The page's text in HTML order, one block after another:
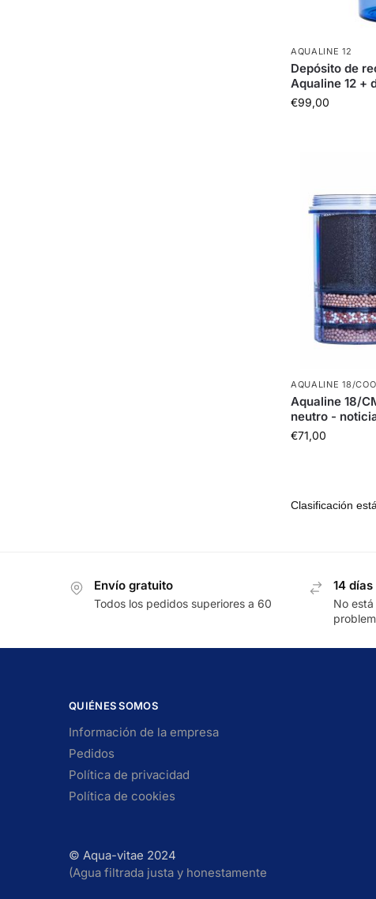
AQUALINE 12
Depósito de
Aqualine 12 +
€99,00
AQUALINE 18/
Aqualine 18/
neutro -
€71,00
Envío gratuito
Todos los pedidos superiores a 60
14
No
QUIÉNES SOMOS
Información de la empresa
Pedidos
Política de privacidad
Política de cookies
© Aqua-vitae 2024
(Agua filtrada justa y honestamente